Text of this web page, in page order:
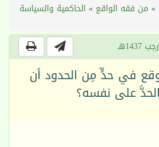
» من فقه الواقع » الحاكمية والسياسة
في حدٍّ مِن الحدود أن
على نفسه؟